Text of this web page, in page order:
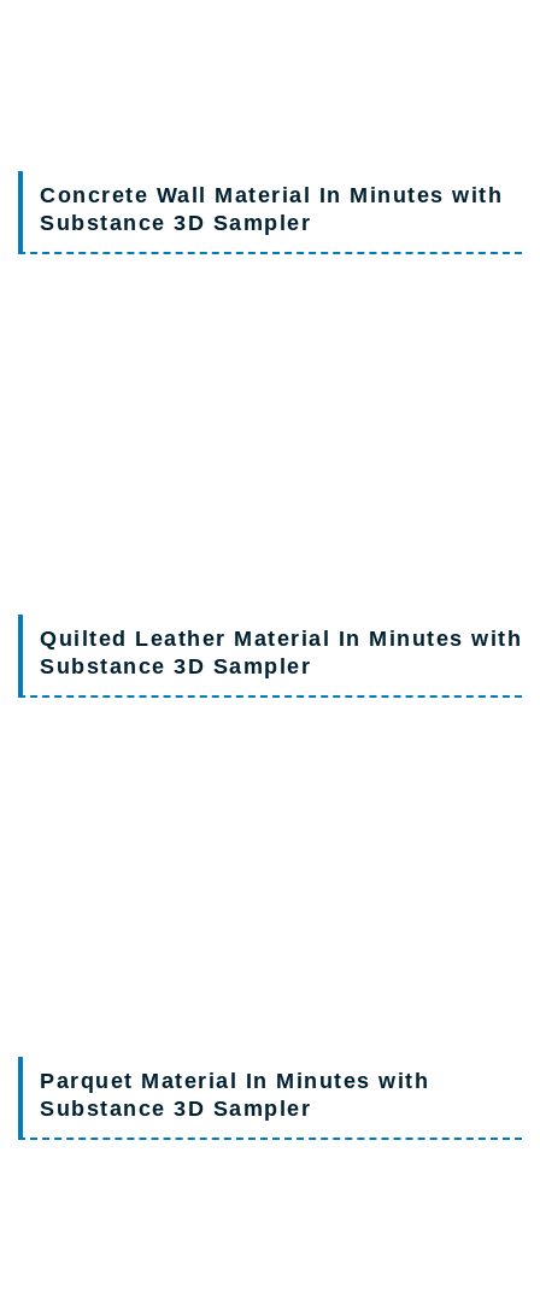
Concrete Wall Material In Minutes with
Substance 3D Sampler
Quilted Leather Material In Minutes with
Substance 3D Sampler
Parquet Material In Minutes with
Substance 3D Sampler